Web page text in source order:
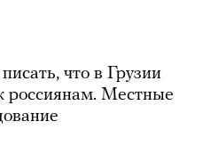
что в Грузии
россиянам. Местные